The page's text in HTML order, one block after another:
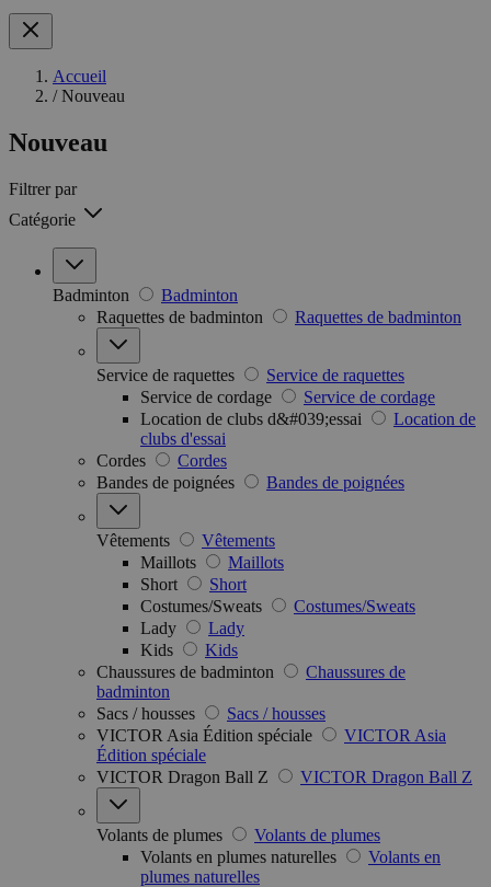
Accueil
/ Nouveau
Nouveau
Filtrer par
Catégorie
Badminton
Badminton
Raquettes de badminton
Raquettes de badminton
Service de raquettes
Service de raquettes
Service de cordage
Service de cordage
Location de clubs d&#039;essai
Location de
clubs d'essai
Cordes
Cordes
Bandes de poignées
Bandes de poignées
Vêtements
Vêtements
Maillots
Maillots
Short
Short
Costumes/Sweats
Costumes/Sweats
Lady
Lady
Kids
Kids
Chaussures de badminton
Chaussures de
badminton
Sacs / housses
Sacs / housses
VICTOR Asia Édition spéciale
VICTOR Asia
Édition spéciale
VICTOR Dragon Ball Z
VICTOR Dragon Ball Z
Volants de plumes
Volants de plumes
Volants en plumes naturelles
Volants en
plumes naturelles